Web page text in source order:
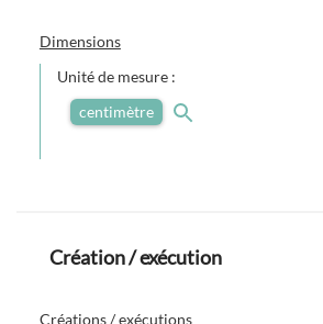
Dimensions
Unité de mesure :
centimètre
Création / exécution
Créations / exécutions